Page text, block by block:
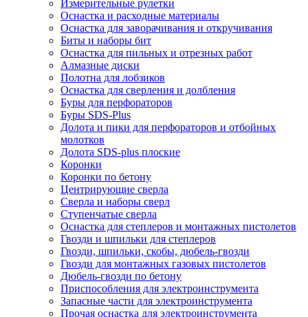
Измерительные рулетки
Оснастка и расходные материалы
Оснастка для заворачивания и откручивания
Биты и наборы бит
Оснастка для пильных и отрезных работ
Алмазные диски
Полотна для лобзиков
Оснастка для сверления и долбления
Буры для перфораторов
Буры SDS-Plus
Долота и пики для перфораторов и отбойных
молотков
Долота SDS-plus плоские
Коронки
Коронки по бетону
Центрирующие сверла
Сверла и наборы сверл
Ступенчатые сверла
Оснастка для степлеров и монтажных пистолетов
Гвозди и шпильки для степлеров
Гвозди, шпильки, скобы, дюбель-гвозди
Гвозди для монтажных газовых пистолетов
Дюбель-гвозди по бетону
Приспособления для электроинструмента
Запасные части для электроинструмента
Прочая оснастка для электроинструмента